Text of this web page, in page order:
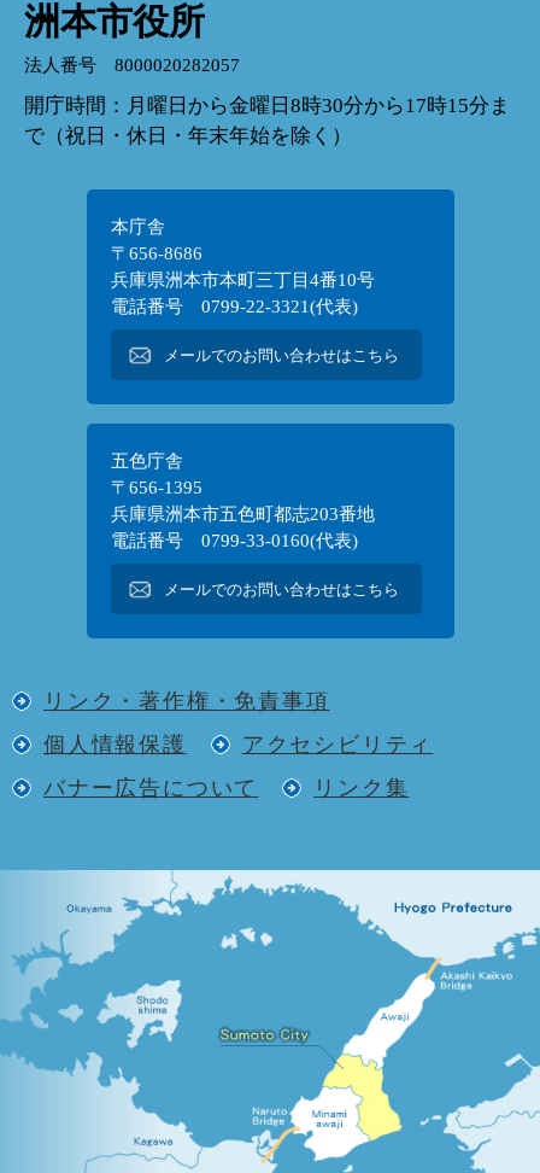
洲本市役所
法人番号 8000020282057
開庁時間：月曜日から金曜日8時30分から17時15分ま
で（祝日・休日・年末年始を除く）
本庁舎
〒656-8686
兵庫県洲本市本町三丁目4番10号
電話番号 0799-22-3321(代表)
メールでのお問い合わせはこちら
五色庁舎
〒656-1395
兵庫県洲本市五色町都志203番地
電話番号 0799-33-0160(代表)
メールでのお問い合わせはこちら
リンク・著作権・免責事項
個人情報保護
アクセシビリティ
バナー広告について
リンク集